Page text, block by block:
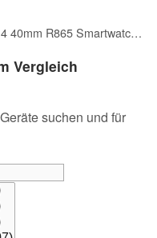
Samsung Galaxy Watch 4 40mm R865 Smartwatch Bluetooth WiFi + LTE with ECG Monitor Tracker for Health Fitness Running Sleep Cycles GPS Fall Detection - (Pink Gold) (Renewed)
Vergleich
suchen und für